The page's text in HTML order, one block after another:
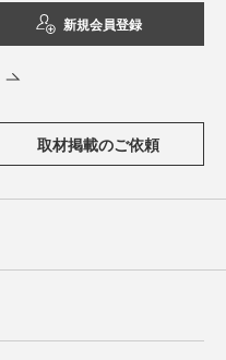
新規会員登録
取材掲載のご依頼